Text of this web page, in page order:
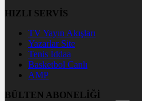
HIZLI SERVİS
TV Yayın Akışları
Yazarlar Site
Tenis İddaa
Basketbol Canlı
AMP
BÜLTEN ABONELİĞİ